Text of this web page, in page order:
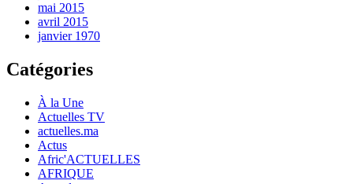
mai 2015
avril 2015
janvier 1970
Catégories
À la Une
Actuelles TV
actuelles.ma
Actus
Afric'ACTUELLES
AFRIQUE